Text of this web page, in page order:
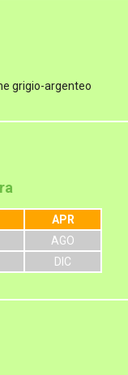
grigio-argenteo
APR
AGO
DIC